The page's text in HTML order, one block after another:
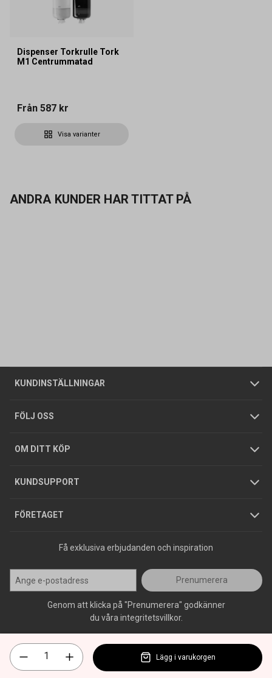
Dispenser Torkrulle Tork
M1 Centrummatad
Från 587 kr
Visa varianter
ANDRA KUNDER HAR TITTAT PÅ
KUNDINSTÄLLNINGAR
Företagskund / Privatkund
FÖLJ OSS
OM DITT KÖP
Allmänna försäljningsvillkor
Integritetspolicy
GDPR
KUNDSUPPORT
Butiker
Foldrar och kataloger
Köpguider
Varumärken
FÖRETAGET
Om oss
Tjänster
Hållbarhet
Jobba hos oss
Press
Få exklusiva erbjudanden och inspiration
Prenumerera
Genom att klicka på "Prenumerera" godkänner
du våra integritetsvillkor.
Lägg i varukorgen